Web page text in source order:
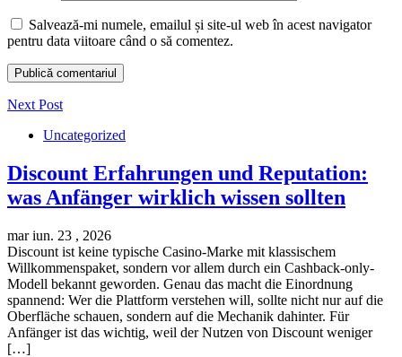
Salvează-mi numele, emailul și site-ul web în acest navigator
pentru data viitoare când o să comentez.
Next Post
Uncategorized
Discount Erfahrungen und Reputation:
was Anfänger wirklich wissen sollten
mar iun. 23 , 2026
Discount ist keine typische Casino-Marke mit klassischem
Willkommenspaket, sondern vor allem durch ein Cashback-only-
Modell bekannt geworden. Genau das macht die Einordnung
spannend: Wer die Plattform verstehen will, sollte nicht nur auf die
Oberfläche schauen, sondern auf die Mechanik dahinter. Für
Anfänger ist das wichtig, weil der Nutzen von Discount weniger
[…]